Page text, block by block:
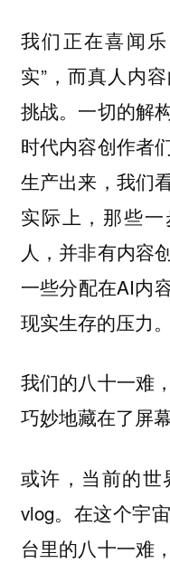
我们正在喜闻
实”，而真人内
挑战。一切的解
时代内容创作者
生产出来，我们
实际上，那些
人，并非有内容
一些分配在AI内
现实生存的压力。
我们的八十一难
巧妙地藏在了屏幕
或许，当前的
vlog。在这个宇
台里的八十一难